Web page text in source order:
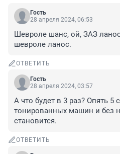
Гость
28 апреля 2024, 06:53
Шевроле шанс, ой, ЗАЗ
шевроле ланос.
ОТВЕТИТЬ
Гость
28 апреля 2024, 03:57
А что будет в 3 раз? Опять 5
тонированных машин и без
становится.
ОТВЕТИТЬ